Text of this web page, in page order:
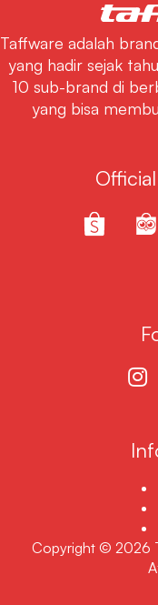
Taffware adalah
yang hadir sejak
10 sub-brand di
yang bisa
Copyright © 2026